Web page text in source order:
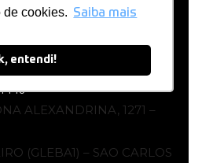
de cookies. Saiba mais
entendi!
de cookies. Saiba mais
entendi!
Kless | São Carlos
ALEXANDRINA, 1271 –
(GLEBA1) – SAO CARLOS